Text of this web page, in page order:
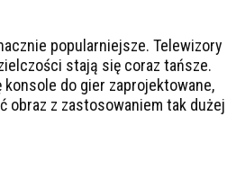
popularniejsze. Telewizory
stają się coraz tańsze.
konsole do gier zaprojektowane,
obraz z zastosowaniem tak dużej